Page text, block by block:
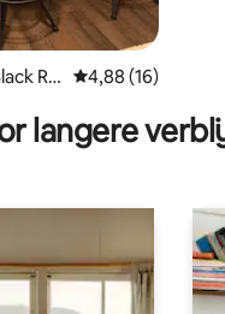
Ro
Gemiddelde
4,88 (16)
langere